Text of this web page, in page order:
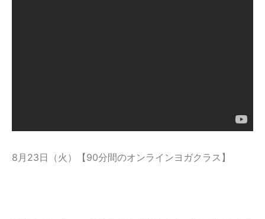
8月23日（火）【90分間のオンラインヨガクラス】